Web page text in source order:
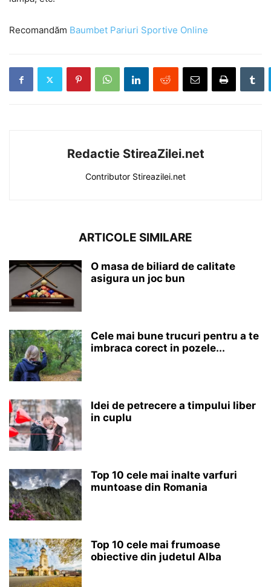
Recomandăm Baumbet Pariuri Sportive Online
Redactie StireaZilei.net
Contributor Stireazilei.net
ARTICOLE SIMILARE
O masa de biliard de calitate
asigura un joc bun
Cele mai bune trucuri pentru a te
imbraca corect in pozele...
Idei de petrecere a timpului liber
in cuplu
Top 10 cele mai inalte varfuri
muntoase din Romania
Top 10 cele mai frumoase
obiective din judetul Alba